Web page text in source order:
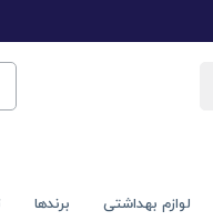
لوازم بهداشتی برندها